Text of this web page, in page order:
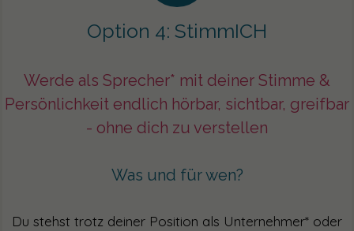
Option 4: StimmICH
Werde als Sprecher* mit deiner Stimme &
Persönlichkeit endlich hörbar, sichtbar, greifbar
- ohne dich zu verstellen
Was und für wen?
Du stehst trotz deiner Position als Unternehmer* oder